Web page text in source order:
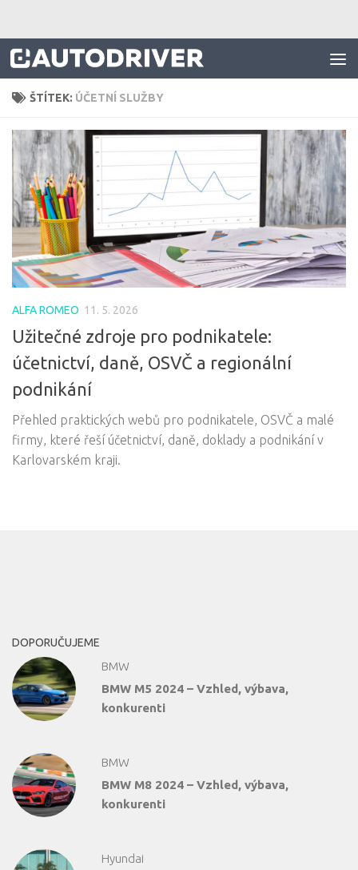
ŠTÍTEK: ÚČETNÍ SLUŽBY
ALFA ROMEO 11. 5. 2026
Užitečné zdroje pro podnikatele:
účetnictví, daně, OSVČ a regionální
podnikání
Přehled praktických webů pro podnikatele, OSVČ a malé
firmy, které řeší účetnictví, daně, doklady a podnikání v
Karlovarském kraji.
DOPORUČUJEME
BMW
BMW M5 2024 – Vzhled, výbava,
konkurenti
BMW
BMW M8 2024 – Vzhled, výbava,
konkurenti
Hyundai